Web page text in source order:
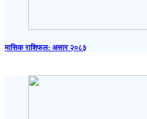
मासिक राशिफल: असार २०८३